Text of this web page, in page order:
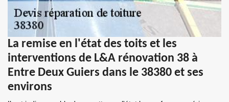
La remise en l'état des toits et les
interventions de L&A rénovation 38 à
Entre Deux Guiers dans le 38380 et ses
environs